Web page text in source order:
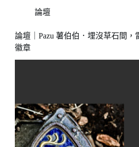
論壇
論壇｜Pazu 薯伯伯．埋沒草石間，
徽章